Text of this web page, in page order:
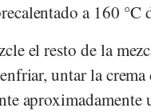
a 160 °C
el resto de la
untar la
aproximadamente